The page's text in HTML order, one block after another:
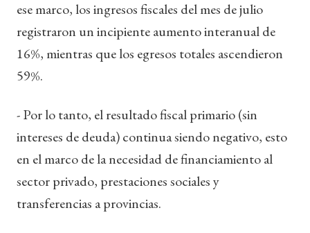
ese marco, los ingresos fiscales del mes de julio
registraron un incipiente aumento interanual de
16%, mientras que los egresos totales ascendieron
59%.
- Por lo tanto, el resultado fiscal primario (sin
intereses de deuda) continua siendo negativo, esto
en el marco de la necesidad de financiamiento al
sector privado, prestaciones sociales y
transferencias a provincias.